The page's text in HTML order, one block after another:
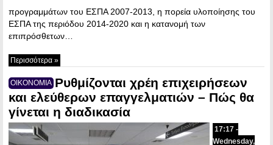
προγραμμάτων του ΕΣΠΑ 2007-2013, η πορεία υλοποίησης του
ΕΣΠΑ της περιόδου 2014-2020 και η κατανομή των
επιπρόσθετων…
Περισσότερα »
ΟΙΚΟΝΟΜΙΑ Ρυθμίζονται χρέη επιχειρήσεων
και ελεύθερων επαγγελματιών – Πώς θα
γίνεται η διαδικασία
17:17 -
Wednesday,